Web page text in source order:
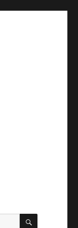
CHWILIO